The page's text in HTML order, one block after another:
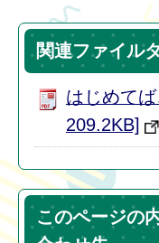
関連ファイル
はじめて
209.2KB]
このページの